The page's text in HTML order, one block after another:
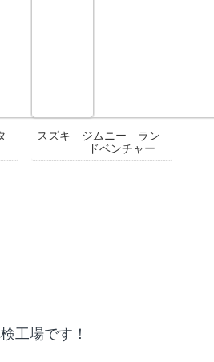
スズキ ジムニー ラン
ドベンチャー
工場です！